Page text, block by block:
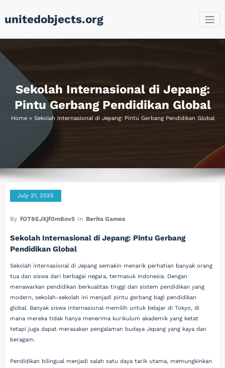
tounitedobjects.org
Sekolah Internasional di Jepang:
Pintu Gerbang Pendidikan Global
Home» Sekolah Internasional di Jepang: Pintu Gerbang Pendidikan Global
July 21, 2025
By fOT8EJXjf0m8ov5 In Berita Games
Sekolah Internasional di Jepang: Pintu Gerbang
Pendidikan Global
Sekolah internasional di Jepang semakin menarik perhatian banyak orang
tua dan siswa dari berbagai negara, termasuk Indonesia. Dengan
menawarkan pendidikan berkualitas tinggi dan sistem pendidikan yang
modern, sekolah-sekolah ini menjadi pintu gerbang bagi pendidikan
global. Banyak siswa internasional memilih untuk belajar di Tokyo, di
mana mereka tidak hanya menerima kurikulum akademik yang ketat
tetapi juga dapat merasakan pengalaman budaya Jepang yang kaya dan
beragam.
Pendidikan bilingual menjadi salah satu daya tarik utama, memungkinkan